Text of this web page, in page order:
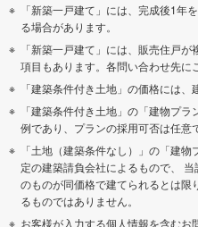
「新築一戸建て」には、完成後1年
る場合があります。
「新築一戸建て」には、販売住戸
項目もあります。各問い合わせ先に
「建築条件付き土地」の価格には、
「建築条件付き土地」の「建物プ
例であり、プランの採用可否は任意
「土地（建築条件なし）」の「建
定の建築請負会社によるもので、
のものが同価格で建てられるとは
るものではありません。
お客様が入力する個人情報を含む